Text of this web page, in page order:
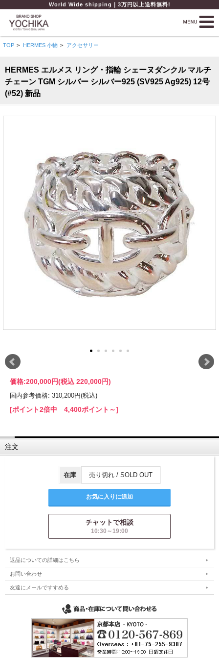
World Wide shipping｜3万円以上送料無料!
TOP > HERMES 小物 > アクセサリー
HERMES エルメス リング・指輪 シェーヌダンクル マルチ
チェーン TGM シルバー シルバー925 (SV925 Ag925) 12号
(#52) 新品
価格:200,000円(税込 220,000円)
国内参考価格: 310,200円(税込)
[ポイント2倍中 4,400ポイント～]
注文
在庫 売り切れ / SOLD OUT
チャットで相談
10:30～19:00
返品についての詳細はこちら
お問い合わせ
友達にメールですすめる